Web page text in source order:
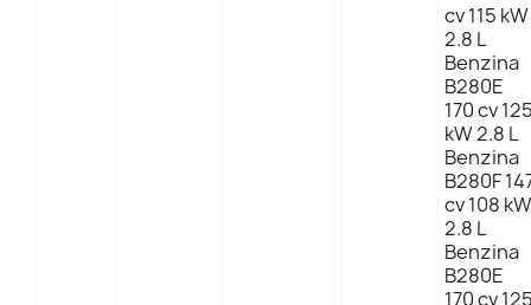
cv 115 kW
2.8 L
Benzina
B280E
170 cv
kW 2.8 L
Benzina
B280F
cv 108 kW
2.8 L
Benzina
B280E
170 cv